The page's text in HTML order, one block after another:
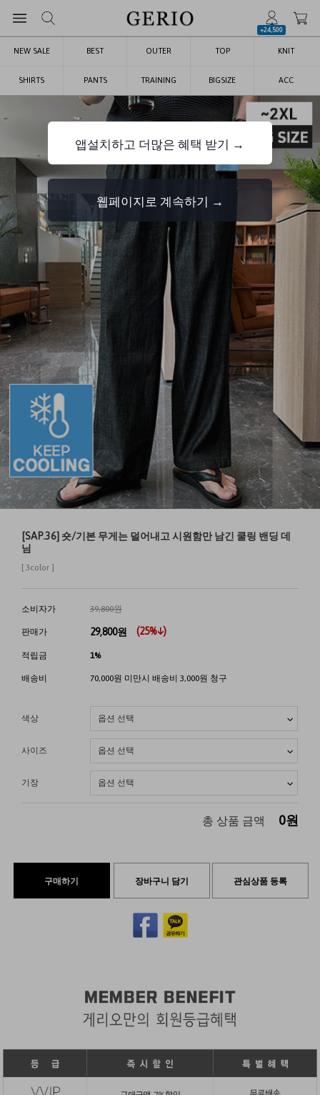
+24,500
NEW SALE BEST OUTER TOP KNIT
SHIRTS PANTS TRAINING BIGSIZE ACC
[SAP.36] 숏/기본 무게는 덜어내고 시원함만 남긴 쿨링 밴딩 데
님
[ 3color ]
소비자가 39,800원
판매가 29,800원 (25%↓)
적립금 1%
배송비 70,000원 미만시 배송비 3,000원 청구
색상
사이즈
기장
총 상품 금액 0원
구매하기 장바구니 담기 관심상품 등록
앱설치하고 더많은 혜택 받기 →
웹페이지로 계속하기 →